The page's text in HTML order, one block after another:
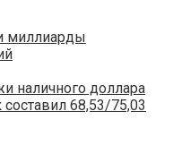
миллиарды
наличного доллара
68,53/75,03